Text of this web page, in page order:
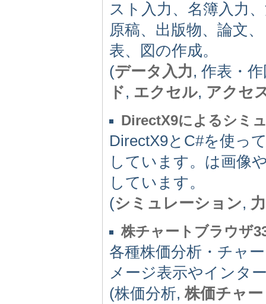
スト入力、名簿入力
原稿、出版物、論文
表、図の作成。
(データ入力, 作表・
ド, エクセル, アクセ
DirectX9によるシミ
DirectX9とC#を使っ
しています。は画像
しています。
(シミュレーション,
株チャートブラウザ
各種株価分析・チャ
メージ表示やインタ
(株価分析,株価チャ